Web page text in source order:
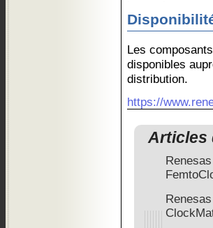
Les
disponibles
distribution.
https://
Articles